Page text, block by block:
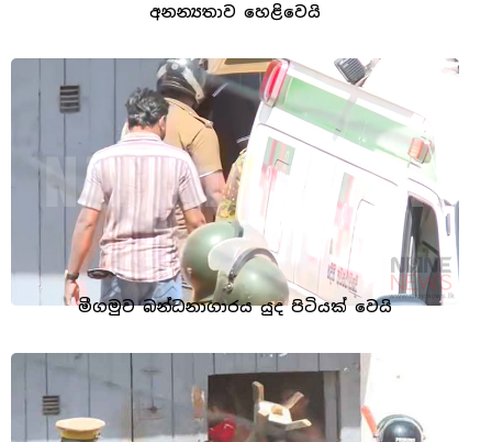
අනන්‍යතාව හෙළිවෙයි
මීගමුව බන්ධනාගාරය යුද පිටියක් වෙයි